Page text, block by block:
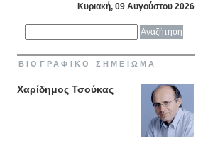
Κυριακή, 09 Αυγούστου 2026
ΒΙΟΓΡΑΦΙΚΟ ΣΗΜΕΙΩΜΑ
Χαρίδημος Τσούκας